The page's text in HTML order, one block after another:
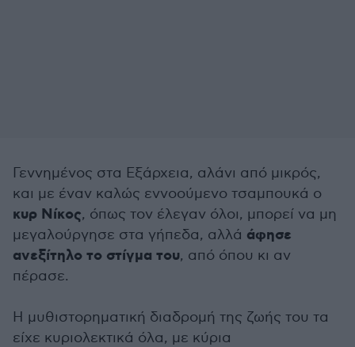
Γεννημένος στα Εξάρχεια, αλάνι από μικρός,
και με έναν καλώς εννοούμενο τσαμπουκά ο
κυρ Νίκος, όπως τον έλεγαν όλοι, μπορεί να μη
μεγαλούργησε στα γήπεδα, αλλά άφησε
ανεξίτηλο το στίγμα του, από όπου κι αν
πέρασε.
Η μυθιστορηματική διαδρομή της ζωής του τα
είχε κυριολεκτικά όλα, με κύρια